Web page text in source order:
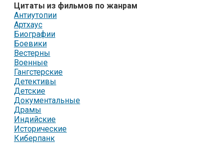
Цитаты из фильмов по жанрам
Антиутопии
Артхаус
Биографии
Боевики
Вестерны
Военные
Гангстерские
Детективы
Детские
Документальные
Драмы
Индийские
Исторические
Киберпанк